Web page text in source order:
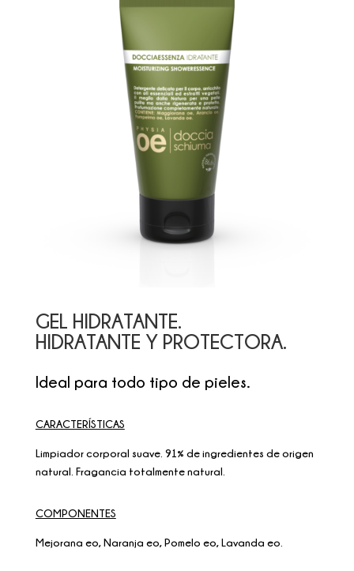
GEL HIDRATANTE.
HIDRATANTE Y PROTECTORA.
Ideal para todo tipo de pieles.
CARACTERÍSTICAS
Limpiador corporal suave. 91% de ingredientes de origen
natural. Fragancia totalmente natural.
COMPONENTES
Mejorana eo, Naranja eo, Pomelo eo, Lavanda eo.